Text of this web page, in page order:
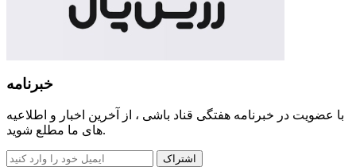
خبرنامه
با عضویت در خبرنامه هفتگی قناد باشی ، از آخرین اخبار و اطلاعیه
های ما مطلع شوید.
اشتراک